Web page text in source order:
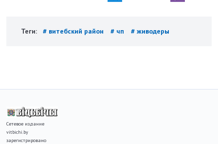
Теги: # витебский район # чп # живодеры
Сетевое издание
vitbichi.by
зарегистрировано